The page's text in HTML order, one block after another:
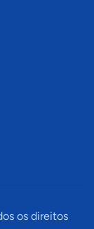
os direitos